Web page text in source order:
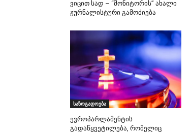
ვიცით სად – “მონიტორის” ახალი
ჟურნალისტური გამოძიება
საზოგადოება
ევროპარლამენტის
გადაწყვეტილება, რომელიც